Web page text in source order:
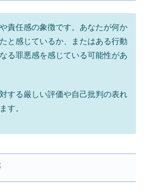
責任感の象徴です。あなたが何か
と感じているか、またはある行動
る罪悪感を感じている可能性があ
する厳しい評価や自己批判の表れ
す。